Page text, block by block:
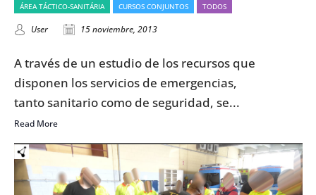
ÁREA TÁCTICO-SANITÁRIA CURSOS CONJUNTOS TODOS
User 15 noviembre, 2013
A través de un estudio de los recursos que
disponen los servicios de emergencias,
tanto sanitario como de seguridad, se...
Read More